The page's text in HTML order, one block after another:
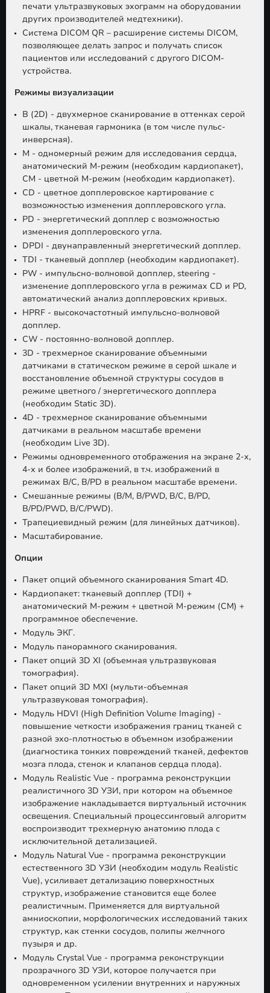
печати ультразвуковых эхограмм на оборудовании
других производителей медтехники).
Система DICOM QR – расширение системы DICOM,
позволяющее делать запрос и получать список
пациентов или исследований с другого DICOM-
устройства.
Режимы визуализации
B (2D) - двухмерное сканирование в оттенках серой
шкалы, тканевая гармоника (в том числе пульс-
инверсная).
M - одномерный режим для исследования сердца,
анатомический М-режим (необходим кардиопакет),
CM - цветной М-режим (необходим кардиопакет).
CD - цветное допплеровское картирование с
возможностью изменения допплеровского угла.
PD - энергетический допплер с возможностью
изменения допплеровского угла.
DPDI - двунаправленный энергетический допплер.
TDI - тканевый допплер (необходим кардиопакет).
PW - импульсно-волновой допплер, steering -
изменение допплеровского угла в режимах CD и PD,
автоматический анализ допплеровских кривых.
HPRF - высокочастотный импульсно-волновой
допплер.
CW - постоянно-волновой допплер.
3D - трехмерное сканирование объемными
датчиками в статическом режиме в серой шкале и
восстановление объемной структуры сосудов в
режиме цветного / энергетического допплера
(необходим Static 3D).
4D - трехмерное сканирование объемными
датчиками в реальном масштабе времени
(необходим Live 3D).
Режимы одновременного отображения на экране 2-х,
4-х и более изображений, в т.ч. изображений в
режимах B/C, B/PD в реальном масштабе времени.
Смешанные режимы (B/M, B/PWD, B/C, B/PD,
B/PD/PWD, B/C/PWD).
Трапециевидный режим (для линейных датчиков).
Масштабирование.
Опции
Пакет опций объемного сканирования Smart 4D.
Кардиопакет: тканевый допплер (TDI) +
анатомический М-режим + цветной М-режим (CM) +
программное обеспечение.
Модуль ЭКГ.
Модуль панорамного сканирования.
Пакет опций 3D XI (объемная ультразвуковая
томография).
Пакет опций 3D MXI (мульти-объемная
ультразвуковая томография).
Модуль HDVI (High Definition Volume Imaging) -
повышение четкости изображения границ тканей с
разной эхо-плотностью в объемном изображении
(диагностика тонких повреждений тканей, дефектов
мозга плода, стенок и клапанов сердца плода).
Модуль Realistic Vue - программа реконструкции
реалистичного 3D УЗИ, при котором на объемное
изображение накладывается виртуальный источник
освещения. Специальный процессинговый алгоритм
воспроизводит трехмерную анатомию плода с
исключительной детализацией.
Модуль Natural Vue - программа реконструкции
естественного 3D УЗИ (необходим модуль Realistic
Vue), усиливает детализацию поверхностных
структур, изображение становится еще более
реалистичным. Применяется для виртуальной
амниоскопии, морфологических исследований таких
структур, как стенки сосудов, полипы желчного
пузыря и др.
Модуль Crystal Vue - программа реконструкции
прозрачного 3D УЗИ, которое получается при
одновременном усилении внутренних и наружных